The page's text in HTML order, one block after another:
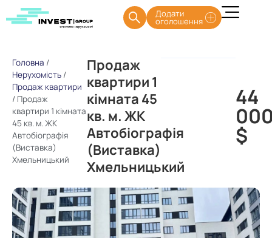
Додати
оголошення
Головна /
Нерухомість /
Продаж квартири
/ Продаж
квартири 1 кімната
45 кв. м. ЖК
Автобіографія
(Виставка)
Хмельницький
Продаж
квартири 1
кімната 45
кв. м. ЖК
Автобіографія
(Виставка)
Хмельницький
44
$